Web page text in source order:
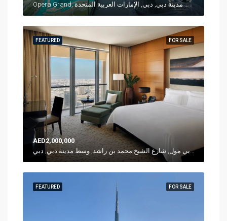
Opera Grand, شارع الشيخ محمد بن راشد, وسط مدينة دبي, دبي, الإمارات العربية المتحدة
FOR SALE
FEATURED
AED2,000,000
العنوان - دبي مول, شارع الشيخ محمد بن راشد, وسط مدينة دبي, دبي, P. O. Box 31166, الإمارات العربية المتحدة
FOR SALE
FEATURED